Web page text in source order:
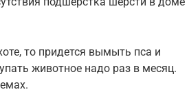
то придется вымыть пса и
животное надо раз в месяц.